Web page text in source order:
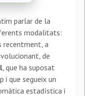
parlar de la
modalitats:
recentment, a
de
, que ha suposat
i que segueix un
estadística i